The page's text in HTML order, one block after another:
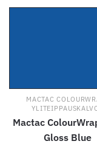
MACTAC
Mactac
Gloss Blue